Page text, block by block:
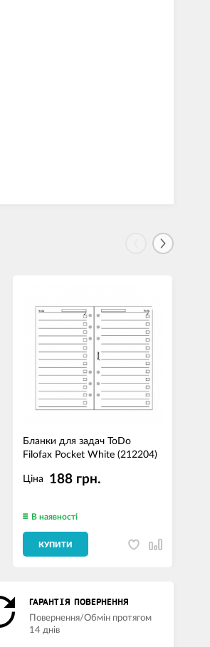
Бланки для задач ToDo
Filofax Pocket White (212204)
Ціна 188 грн.
В наявності
КУПИТИ
ГАРАНТІЯ ПОВЕРНЕННЯ
Повернення/Обмін протягом
14 днів